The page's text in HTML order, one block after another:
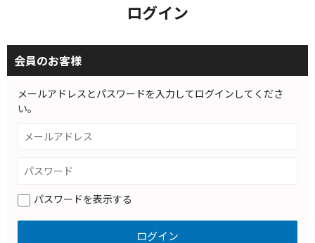
ログイン
会員のお客様
メールアドレスとパスワードを入力してログインしてくださ
い。
パスワードを表示する